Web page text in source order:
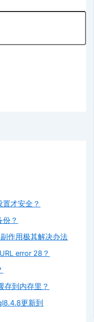
才安全？
？
作用极其解决办法
error 28？
存到内存里？
更新到